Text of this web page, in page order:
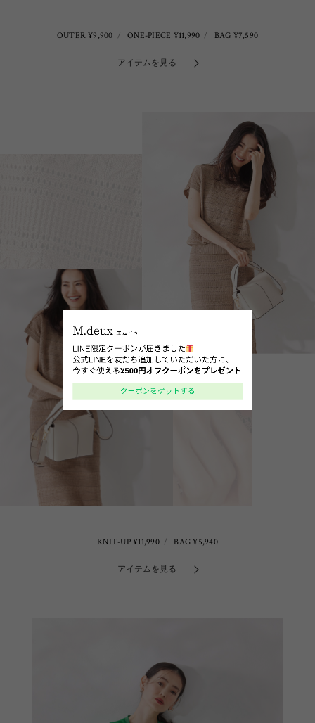
OUTER ¥9,900 ONE-PIECE ¥11,990 BAG ¥7,590
アイテムを見る
KNIT-UP ¥11,990 BAG ¥5,940
アイテムを見る